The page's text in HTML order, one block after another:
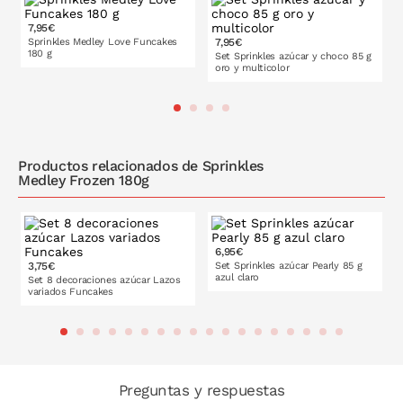
7,95€
Sprinkles Medley Love Funcakes
180 g
7,95€
Set Sprinkles azúcar y choco 85 g
oro y multicolor
Productos relacionados de Sprinkles
Medley Frozen 180g
3,75€
Set 8 decoraciones azúcar Lazos
variados Funcakes
6,95€
Set Sprinkles azúcar Pearly 85 g
azul claro
Preguntas y respuestas